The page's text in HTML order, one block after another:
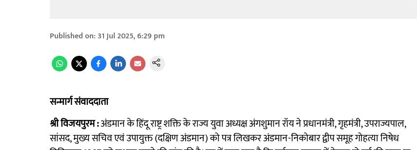
Published on:31 Jul 2025, 6:29 pm
सन्मार्ग संवाददाता
श्री विजयपुरम :अंडमान के हिंदू राष्ट्र शक्ति के राज्य युवा अध्यक्ष अंगशुमान रॉय ने प्रधानमंत्री, गृहमंत्री, उपराज्यपाल,
सांसद, मुख्य सचिव एवं उपायुक्त (दक्षिण अंडमान) को पत्र लिखकर अंडमान-निकोबार द्वीप समूह गोहत्या निषेध